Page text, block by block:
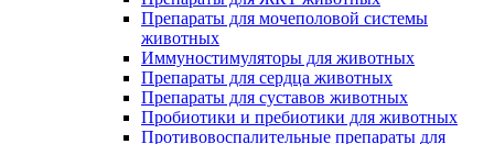
Препараты для мочеполовой системы
животных
Иммуностимуляторы для животных
Препараты для сердца животных
Препараты для суставов животных
Пробиотики и пребиотики для животных
Противовоспалительные препараты для